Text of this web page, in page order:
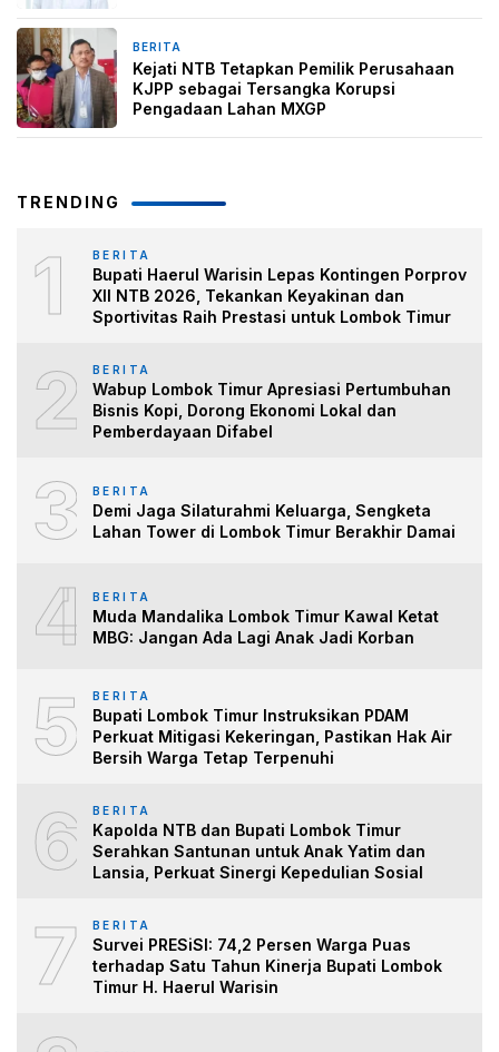
BERITA
Kejati NTB Tetapkan Pemilik Perusahaan
KJPP sebagai Tersangka Korupsi
Pengadaan Lahan MXGP
TRENDING
1 BERITA
Bupati Haerul Warisin Lepas Kontingen Porprov
XII NTB 2026, Tekankan Keyakinan dan
Sportivitas Raih Prestasi untuk Lombok Timur
2 BERITA
Wabup Lombok Timur Apresiasi Pertumbuhan
Bisnis Kopi, Dorong Ekonomi Lokal dan
Pemberdayaan Difabel
3 BERITA
Demi Jaga Silaturahmi Keluarga, Sengketa
Lahan Tower di Lombok Timur Berakhir Damai
4 BERITA
Muda Mandalika Lombok Timur Kawal Ketat
MBG: Jangan Ada Lagi Anak Jadi Korban
5 BERITA
Bupati Lombok Timur Instruksikan PDAM
Perkuat Mitigasi Kekeringan, Pastikan Hak Air
Bersih Warga Tetap Terpenuhi
6 BERITA
Kapolda NTB dan Bupati Lombok Timur
Serahkan Santunan untuk Anak Yatim dan
Lansia, Perkuat Sinergi Kepedulian Sosial
7 BERITA
Survei PRESiSI: 74,2 Persen Warga Puas
terhadap Satu Tahun Kinerja Bupati Lombok
Timur H. Haerul Warisin